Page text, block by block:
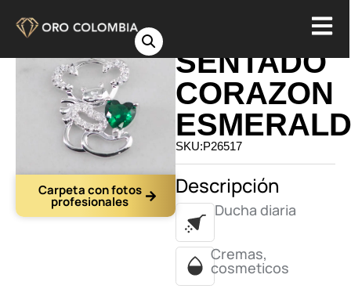
Carpeta con fotos
profesionales
DIJE OSO
SENTADO
CORAZON
SKU:P26517
Descripción
Ducha diaria
Cremas,
cosmeticos